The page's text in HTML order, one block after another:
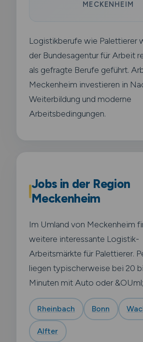
MECKENHEIM
Logistikberufe wie Palettierer
der Bundesagentur für Arbeit
als gefragte Berufe geführt.
Meckenheim investieren in
Weiterbildung und moderne
Arbeitsbedingungen.
Jobs in der Region
Meckenheim
Im Umland von Meckenheim
weitere interessante Logistik-
Arbeitsmärkte für Palettierer.
liegen typischerweise bei 20
Minuten mit Auto oder
Rheinbach Bonn
Alfter